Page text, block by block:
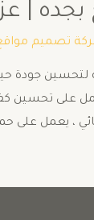
عزل
تصميم
جودة
على
، يعمل